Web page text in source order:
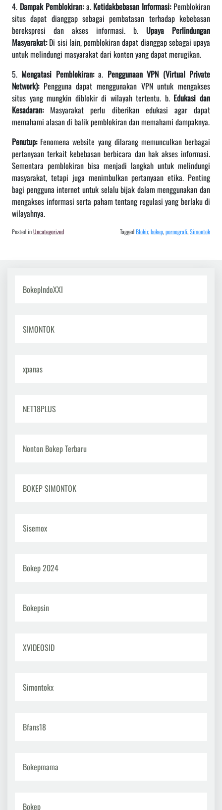
4. Dampak Pemblokiran:a. Ketidakbebasan Informasi:Pemblokiran
situs dapat dianggap sebagai pembatasan terhadap kebebasan
berekspresi dan akses informasi. b. Upaya Perlindungan
Masyarakat:Di sisi lain, pemblokiran dapat dianggap sebagai upaya
untuk melindungi masyarakat dari konten yang dapat merugikan.
5. Mengatasi Pemblokiran:a. Penggunaan VPN (Virtual Private
Network):Pengguna dapat menggunakan VPN untuk mengakses
situs yang mungkin diblokir di wilayah tertentu. b. Edukasi dan
Kesadaran:Masyarakat perlu diberikan edukasi agar dapat
memahami alasan di balik pemblokiran dan memahami dampaknya.
Penutup:Fenomena website yang dilarang memunculkan berbagai
pertanyaan terkait kebebasan berbicara dan hak akses informasi.
Sementara pemblokiran bisa menjadi langkah untuk melindungi
masyarakat, tetapi juga menimbulkan pertanyaan etika. Penting
bagi pengguna internet untuk selalu bijak dalam menggunakan dan
mengakses informasi serta paham tentang regulasi yang berlaku di
wilayahnya.
Posted inUncategorized TaggedBlokir,bokep,pornografi,Simontok
BokepIndoXXI
SIMONTOK
xpanas
NET18PLUS
Nonton Bokep Terbaru
BOKEP SIMONTOK
Sisemox
Bokep 2024
Bokepsin
XVIDEOSID
Simontokx
Bfans18
Bokepmama
Bokep